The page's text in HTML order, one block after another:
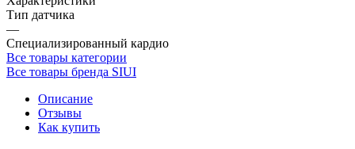
Тип датчика
—
Специализированный кардио
Все товары категории
Все товары бренда SIUI
Описание
Отзывы
Как купить